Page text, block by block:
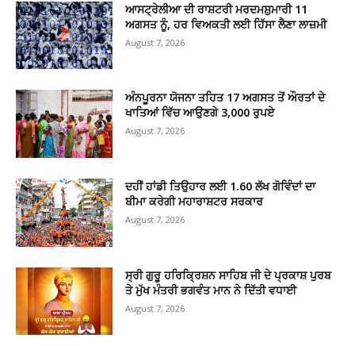
ਆਸਟ੍ਰੇਲੀਆ ਦੀ ਰਾਸ਼ਟਰੀ ਮਰਦਮਸ਼ੁਮਾਰੀ 11
ਅਗਸਤ ਨੂੰ, ਹਰ ਵਿਅਕਤੀ ਲਈ ਹਿੱਸਾ ਲੈਣਾ ਲਾਜ਼ਮੀ
August 7, 2026
ਅੰਨਪੂਰਨਾ ਯੋਜਨਾ ਤਹਿਤ 17 ਅਗਸਤ ਤੋਂ ਔਰਤਾਂ ਦੇ
ਖਾਤਿਆਂ ਵਿੱਚ ਆਉਣਗੇ 3,000 ਰੁਪਏ
August 7, 2026
ਦਹੀਂ ਹਾਂਡੀ ਤਿਉਹਾਰ ਲਈ 1.60 ਲੱਖ ਗੋਵਿੰਦਾਂ ਦਾ
ਬੀਮਾ ਕਰੇਗੀ ਮਹਾਰਾਸ਼ਟਰ ਸਰਕਾਰ
August 7, 2026
ਸ੍ਰੀ ਗੁਰੂ ਹਰਿਕ੍ਰਿਸ਼ਨ ਸਾਹਿਬ ਜੀ ਦੇ ਪ੍ਰਕਾਸ਼ ਪੁਰਬ
ਤੇ ਮੁੱਖ ਮੰਤਰੀ ਭਗਵੰਤ ਮਾਨ ਨੇ ਦਿੱਤੀ ਵਧਾਈ
August 7, 2026